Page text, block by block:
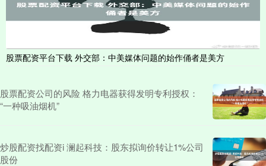
股票配资平台下载 外交部：中美媒体问题的始作俑者是美方
股票配资公司的风险 格力电器获得发明专利授权：
“一种吸油烟机”
炒股配资找配资i 澜起科技：股东拟询价转让1%公司
股份